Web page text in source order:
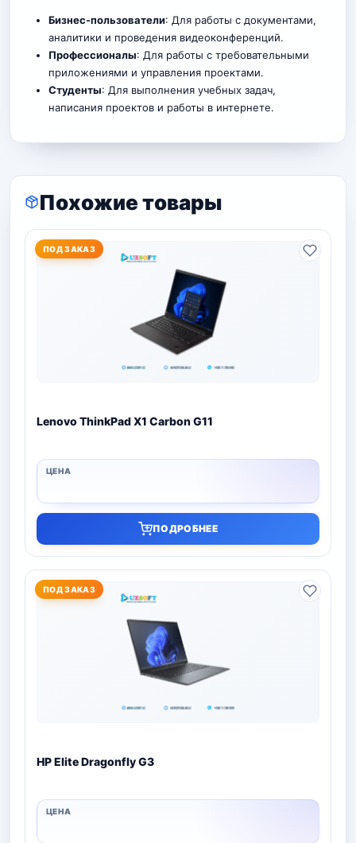
Бизнес-пользователи: Для работы с документами,
аналитики и проведения видеоконференций.
Профессионалы: Для работы с требовательными
приложениями и управления проектами.
Студенты: Для выполнения учебных задач,
написания проектов и работы в интернете.
Похожие товары
ПОД ЗАКАЗ
Lenovo ThinkPad X1 Carbon G11
ПОДРОБНЕЕ
ПОД ЗАКАЗ
HP Elite Dragonfly G3